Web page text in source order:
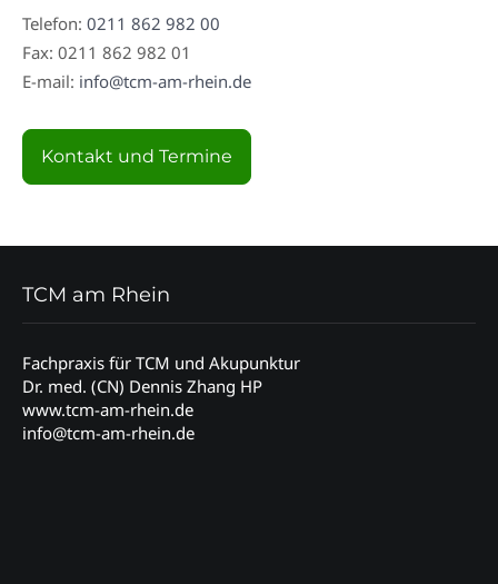
Telefon: 0211 862 982 00
Fax: 0211 862 982 01
E-mail: info@tcm-am-rhein.de
Kontakt und Termine
TCM am Rhein
Fachpraxis für TCM und Akupunktur
Dr. med. (CN) Dennis Zhang HP
www.tcm-am-rhein.de
info@tcm-am-rhein.de